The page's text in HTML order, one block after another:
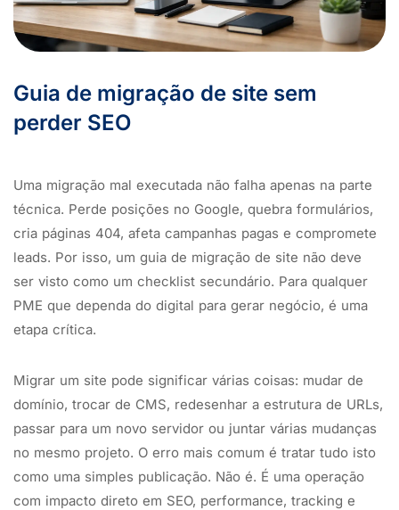
Guia de migração de site sem
perder SEO
Uma migração mal executada não falha apenas na parte
técnica. Perde posições no Google, quebra formulários,
cria páginas 404, afeta campanhas pagas e compromete
leads. Por isso, um guia de migração de site não deve
ser visto como um checklist secundário. Para qualquer
PME que dependa do digital para gerar negócio, é uma
etapa crítica.
Migrar um site pode significar várias coisas: mudar de
domínio, trocar de CMS, redesenhar a estrutura de URLs,
passar para um novo servidor ou juntar várias mudanças
no mesmo projeto. O erro mais comum é tratar tudo isto
como uma simples publicação. Não é. É uma operação
com impacto direto em SEO, performance, tracking e